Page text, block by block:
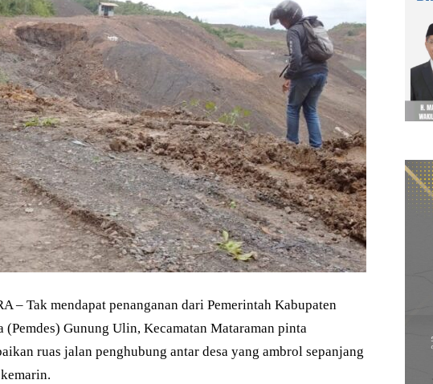
– Tak mendapat penanganan dari Pemerintah Kabupaten
(Pemdes) Gunung Ulin, Kecamatan Mataraman pinta
ruas jalan penghubung antar desa yang ambrol sepanjang